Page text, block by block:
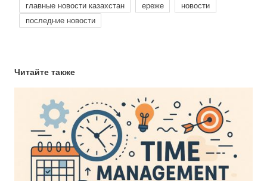
главные новости казахстан
ереже
новости
последние новости
Читайте также